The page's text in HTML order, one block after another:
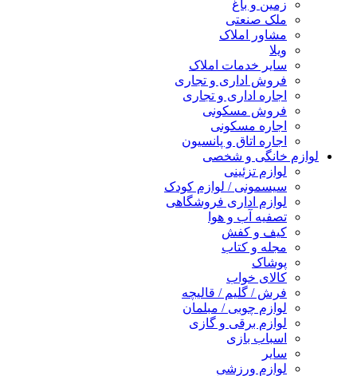
زمین و باغ
ملک صنعتی
مشاور املاک
ویلا
سایر خدمات املاک
فروش اداری و تجاری
اجاره اداری و تجاری
فروش مسکونی
اجاره مسکونی
اجاره اتاق و پانسیون
لوازم خانگی و شخصی
لوازم تزئینی
سیسمونی / لوازم کودک
لوازم اداری فروشگاهی
تصفیه آب و هوا
کیف و کفش
مجله و کتاب
پوشاک
کالای خواب
فرش / گلیم / قالیچه
لوازم چوبی / مبلمان
لوازم برقی و گازی
اسباب بازی
سایر
لوازم ورزشی